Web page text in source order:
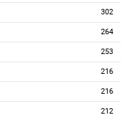
302
264
253
216
216
212